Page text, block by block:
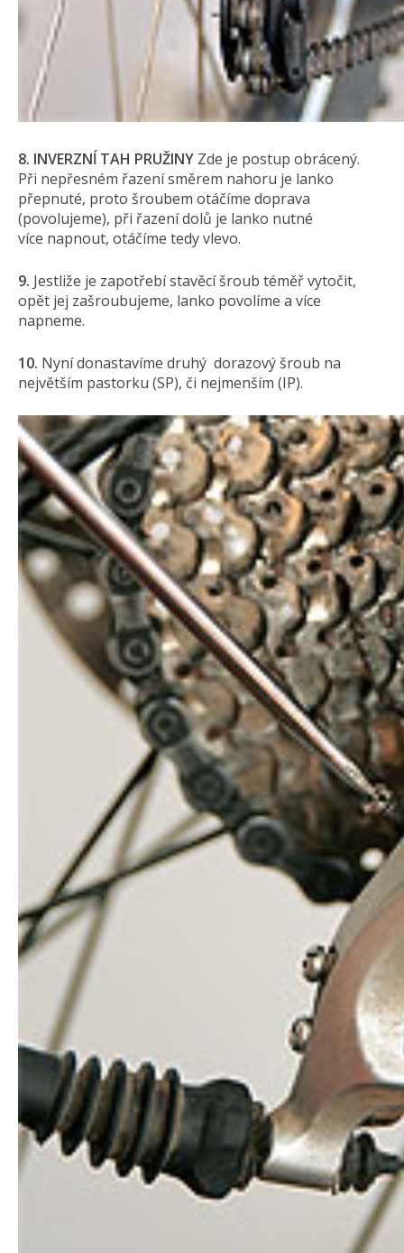
8. INVERZNĺ TAH PRUŽINY Zde je postup obrácený.
Při nepřesném řazení směrem nahoru je lanko
přepnuté, proto šroubem otáčíme doprava
(povolujeme), při řazení dolů je lanko nutné
více napnout, otáčíme tedy vlevo.
9. Jestliže je zapotřebí stavěcí šroub téměř vytočit,
opět jej zašroubujeme, lanko povolíme a více
napneme.
10. Nyní donastavíme druhý dorazový šroub na
největším pastorku (SP), či nejmenším (IP).